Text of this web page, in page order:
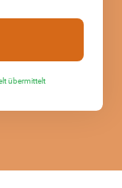
übermittelt